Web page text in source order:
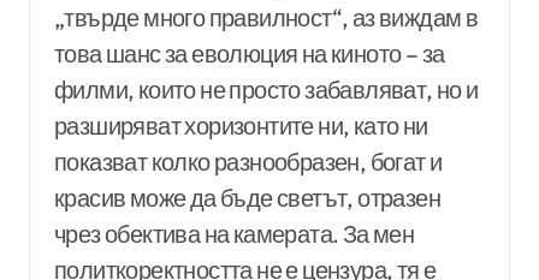
„твърде много правилност“, аз виждам в
това шанс за еволюция на киното – за
филми, които не просто забавляват, но и
разширяват хоризонтите ни, като ни
показват колко разнообразен, богат и
красив може да бъде светът, отразен
чрез обектива на камерата. За мен
политкоректността не е цензура, тя е